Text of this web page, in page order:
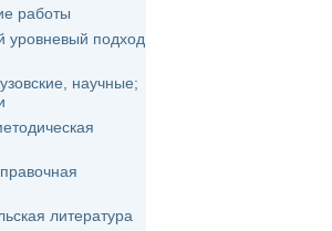
работы
уровневый подход
научные;
литература